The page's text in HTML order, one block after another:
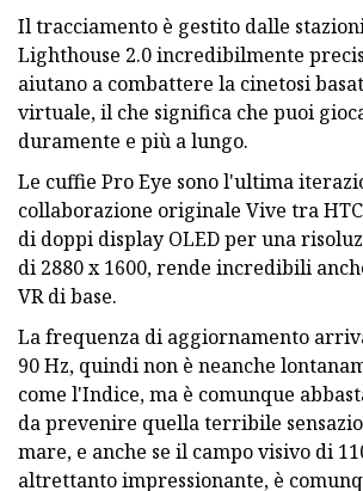
Il tracciamento è gestito dalle
Lighthouse 2.0 incredibilmente
aiutano a combattere la cinetosi
virtuale, il che significa che puoi
duramente e più a lungo.
Le cuffie Pro Eye sono l'ultima
collaborazione originale Vive tra
di doppi display OLED per una
di 2880 x 1600, rende incredibili
VR di base.
La frequenza di aggiornamento
90 Hz, quindi non è neanche
come l'Indice, ma è comunque
da prevenire quella terribile
mare, e anche se il campo visivo di
altrettanto impressionante, è